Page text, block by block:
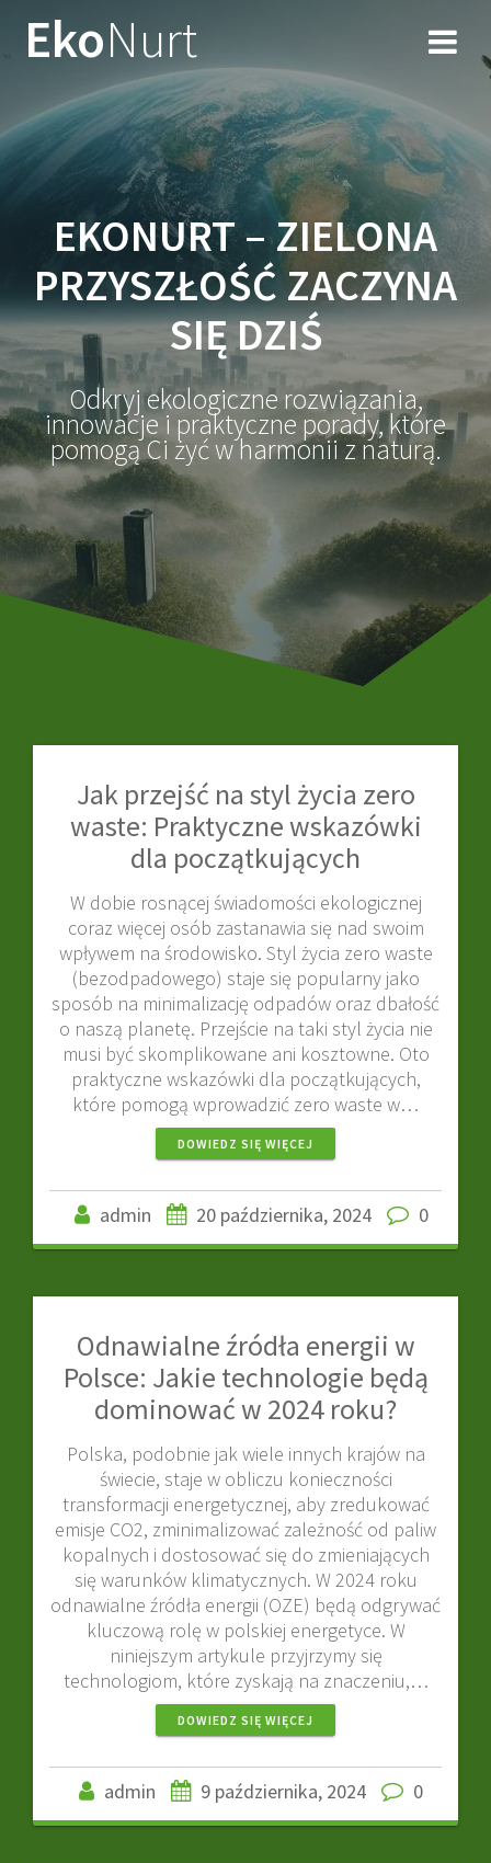
treści
EkoNurt
EKONURT – ZIELONA
PRZYSZŁOŚĆ ZACZYNA
SIĘ DZIŚ
Odkryj ekologiczne rozwiązania,
innowacje i praktyczne porady, które
pomogą Ci żyć w harmonii z naturą.
Jak przejść na styl życia zero
waste: Praktyczne wskazówki
dla początkujących
W dobie rosnącej świadomości ekologicznej
coraz więcej osób zastanawia się nad swoim
wpływem na środowisko. Styl życia zero waste
(bezodpadowego) staje się popularny jako
sposób na minimalizację odpadów oraz dbałość
o naszą planetę. Przejście na taki styl życia nie
musi być skomplikowane ani kosztowne. Oto
praktyczne wskazówki dla początkujących,
które pomogą wprowadzić zero waste w…
DOWIEDZ SIĘ WIĘCEJ
admin 20 października, 2024 0
Odnawialne źródła energii w
Polsce: Jakie technologie będą
dominować w 2024 roku?
Polska, podobnie jak wiele innych krajów na
świecie, staje w obliczu konieczności
transformacji energetycznej, aby zredukować
emisje CO2, zminimalizować zależność od paliw
kopalnych i dostosować się do zmieniających
się warunków klimatycznych. W 2024 roku
odnawialne źródła energii (OZE) będą odgrywać
kluczową rolę w polskiej energetyce. W
niniejszym artykule przyjrzymy się
technologiom, które zyskają na znaczeniu,…
DOWIEDZ SIĘ WIĘCEJ
admin 9 października, 2024 0